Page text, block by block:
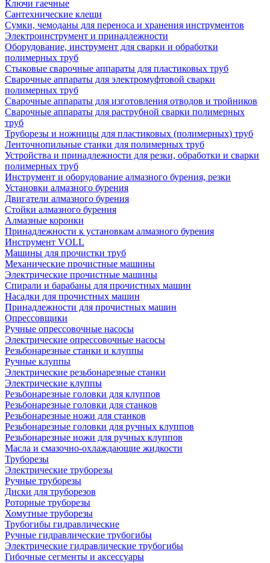
Ключи гаечные
Сантехнические клещи
Сумки, чемоданы для переноса и хранения инструментов
Электроинструмент и принадлежности
Оборудование, инструмент для сварки и обработки
полимерных труб
Стыковые сварочные аппараты для пластиковых труб
Сварочные аппараты для электромуфтовой сварки
полимерных труб
Сварочные аппараты для изготовления отводов и тройников
Сварочные аппараты для раструбной сварки полимерных
труб
Труборезы и ножницы для пластиковых (полимерных) труб
Ленточнопильные станки для полимерных труб
Устройства и принадлежности для резки, обработки и сварки
полимерных труб
Инструмент и оборудование алмазного бурения, резки
Установки алмазного бурения
Двигатели алмазного бурения
Стойки алмазного бурения
Алмазные коронки
Принадлежности к установкам алмазного бурения
Инструмент VOLL
Машины для прочистки труб
Механические прочистные машины
Электрические прочистные машины
Спирали и барабаны для прочистных машин
Насадки для прочистных машин
Принадлежности для прочистных машин
Опрессовщики
Ручные опрессовочные насосы
Электрические опрессовочные насосы
Резьбонарезные станки и клуппы
Ручные клуппы
Электрические резьбонарезные станки
Электрические клуппы
Резьбонарезные головки для клуппов
Резьбонарезные головки для станков
Резьбонарезные ножи для станков
Резьбонарезные головки для ручных клуппов
Резьбонарезные ножи для ручных клуппов
Масла и смазочно-охлаждающие жидкости
Труборезы
Электрические труборезы
Ручные труборезы
Диски для труборезов
Роторные труборезы
Хомутные труборезы
Трубогибы гидравлические
Ручные гидравлические трубогибы
Электрические гидравлические трубогибы
Гибочные сегменты и аксессуары